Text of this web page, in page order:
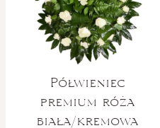
Półwieniec
premium róża
biała/kremowa